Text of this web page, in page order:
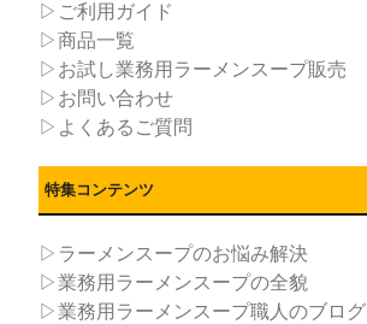
▷ご利用ガイド
▷商品一覧
▷お試し業務用ラーメンスープ販売
▷お問い合わせ
▷よくあるご質問
特集コンテンツ
▷ラーメンスープのお悩み解決
▷業務用ラーメンスープの全貌
▷業務用ラーメンスープ職人のブログ